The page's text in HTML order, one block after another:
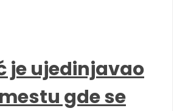
je ujedinjavao
gde se